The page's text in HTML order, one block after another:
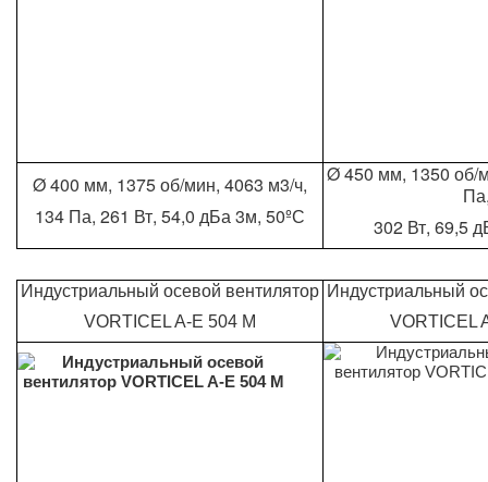
Ø 400 мм, 1375 об/мин, 4063 м3/ч,
134 Па, 261 Вт, 54,0 дБа 3м, 50ºС
Ø 450 мм, 1350 об/
302 Вт, 69,5
Индустриальный осевой вентилятор
VORTICEL A-E 504 M
Индустриальный
VORTICEL